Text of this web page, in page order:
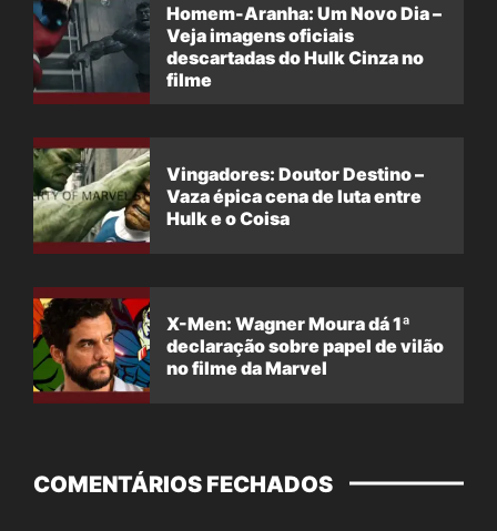
Homem-Aranha: Um Novo Dia –
Veja imagens oficiais
descartadas do Hulk Cinza no
filme
Vingadores: Doutor Destino –
Vaza épica cena de luta entre
Hulk e o Coisa
X-Men: Wagner Moura dá 1ª
declaração sobre papel de vilão
no filme da Marvel
COMENTÁRIOS FECHADOS